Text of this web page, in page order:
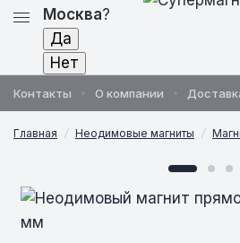
Москва?
Контакты О компании
Главная / Неодимовые магниты /
Неодимовый магнит
10х10х4 мм
Неодимовый магнит
10х10х4 мм
Неодимовый магнит
10х10х4 мм